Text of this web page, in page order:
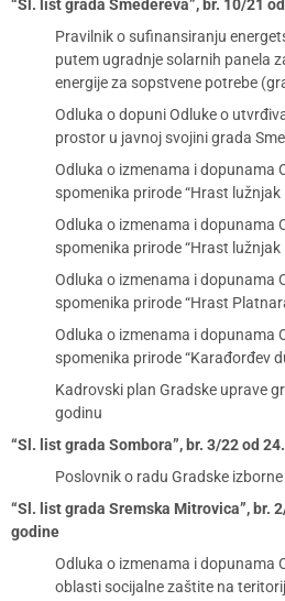
“Sl. list grada Smedereva”, br. 10/21
Pravilnik o sufinansiranju
putem ugradnje solarnih panela
energije za sopstvene potrebe
Odluka o dopuni Odluke o
prostor u javnoj svojini grada
Odluka o izmenama i dopunama
spomenika prirode “Hrast lužnjak
Odluka o izmenama i dopunama
spomenika prirode “Hrast lužnjak
Odluka o izmenama i dopunama
spomenika prirode “Hrast
Odluka o izmenama i dopunama
spomenika prirode “Karađorđev
Kadrovski plan Gradske uprave
godinu
“Sl. list grada Sombora”, br. 3/22 od
Poslovnik o radu Gradske
“Sl. list grada Sremska Mitrovica”, br.
godine
Odluka o izmenama i dopunama
oblasti socijalne zaštite na